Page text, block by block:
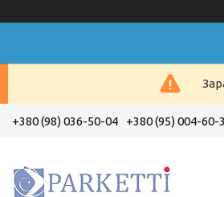
+380 (98) 036-50-04 +380 (95) 004-60-